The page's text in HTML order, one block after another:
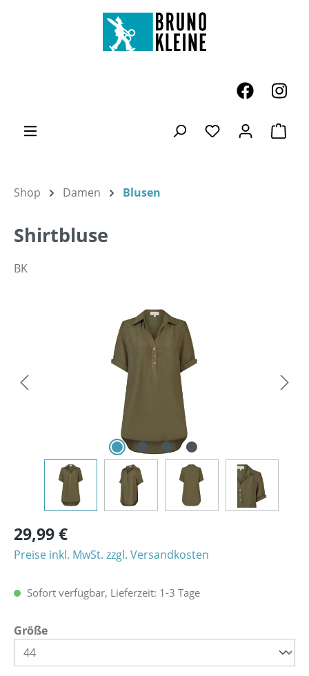
Zum Hauptinhalt springen
Du hast 0
Shop Damen Blusen
Shirtbluse
BK
Bildergalerie überspringen
29,99 €
Preise inkl. MwSt. zzgl. Versandkosten
Sofort verfügbar, Lieferzeit: 1-3 Tage
Größeauswählen